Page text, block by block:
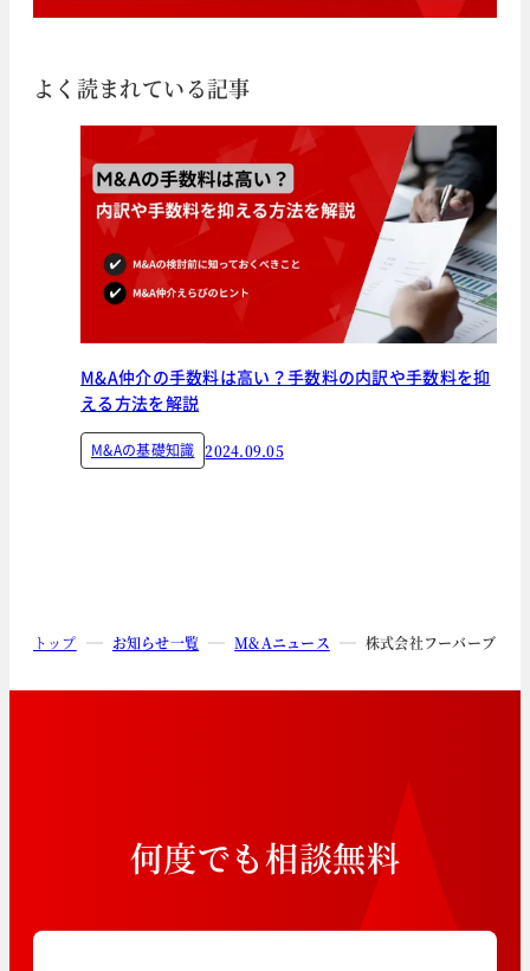
よく読まれている記事
M&A仲介の手数料は高い？手数料の内訳や手数料を抑
える方法を解説
M&Aの基礎知識 2024.09.05
トップ お知らせ一覧 M&Aニュース 株式会社フーバーブレ
何度でも相談無料